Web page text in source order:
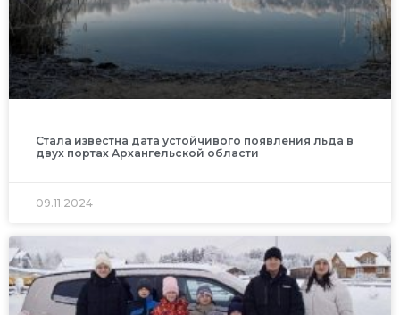
Стала известна дата устойчивого появления льда в
двух портах Архангельской области
09.11.2024